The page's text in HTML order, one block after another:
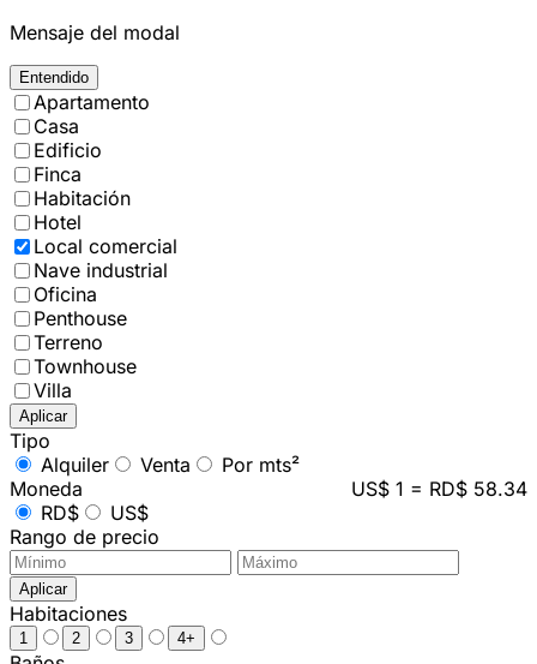
Mensaje del modal
Entendido
Apartamento
Casa
Edificio
Finca
Habitación
Hotel
Local comercial
Nave industrial
Oficina
Penthouse
Terreno
Townhouse
Villa
Aplicar
Tipo
Alquiler
Venta
Por mts²
Moneda
US$ 1 = RD$ 58.34
RD$
US$
Rango de precio
Aplicar
Habitaciones
1 2 3 4+